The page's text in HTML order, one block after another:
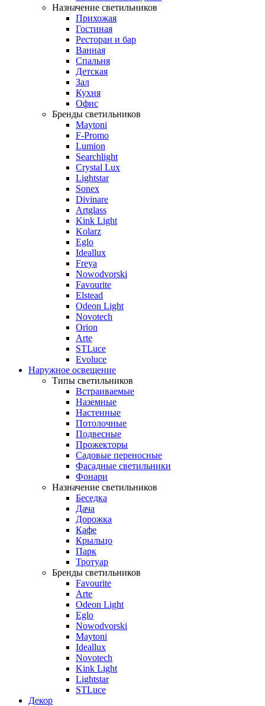
Назначение светильников
Прихожая
Гостиная
Ресторан и бар
Ванная
Спальня
Детская
Зал
Кухня
Офис
Бренды светильников
Maytoni
F-Promo
Lumion
Searchlight
Crystal Lux
Lightstar
Sonex
Divinare
Artglass
Kink Light
Kolarz
Eglo
Ideallux
Freya
Nowodvorski
Favourite
Elstead
Odeon Light
Novotech
Orion
Arte
STLuce
Evoluce
Наружное освещение
Типы светильников
Встраиваемые
Наземные
Настенные
Потолочные
Подвесные
Прожекторы
Садовые переносные
Фасадные светильники
Фонари
Назначение светильников
Беседка
Дача
Дорожка
Кафе
Крыльцо
Парк
Тротуар
Бренды светильников
Favourite
Arte
Odeon Light
Eglo
Nowodvorski
Maytoni
Ideallux
Novotech
Kink Light
Lightstar
STLuce
Декор